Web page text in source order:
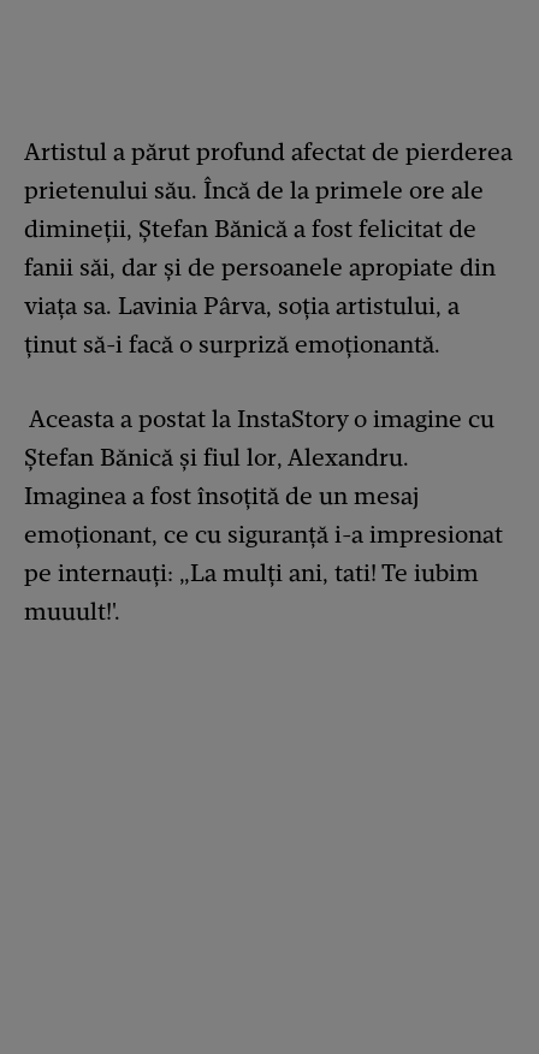
Artistul a părut profund afectat de pierderea
prietenului său. Încă de la primele ore ale
dimineții, Ștefan Bănică a fost felicitat de
fanii săi, dar și de persoanele apropiate din
viața sa. Lavinia Pârva, soția artistului, a
ținut să-i facă o surpriză emoționantă.
Aceasta a postat la InstaStory o imagine cu
Ștefan Bănică și fiul lor, Alexandru.
Imaginea a fost însoțită de un mesaj
emoționant, ce cu siguranță i-a impresionat
pe internauți: „La mulți ani, tati! Te iubim
muuult!'.